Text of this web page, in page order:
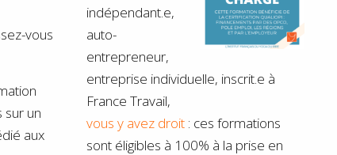
vous
sur un
aux
indépendant.e,
auto-
entrepreneur,
entreprise individuelle, inscrit.e à
France Travail,
vous y avez droit : ces formations
sont éligibles à 100% à la prise en